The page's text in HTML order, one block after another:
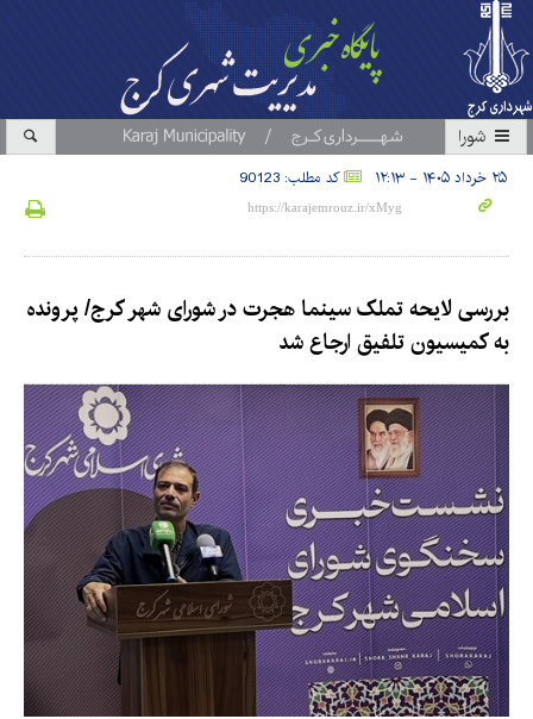
شورا
۲۵ خرداد ۱۴۰۵ - ۱۲:۱۳ کد مطلب: 90123
بررسی لایحه تملک سینما هجرت در شورای شهر کرج/ پرونده
به کمیسیون تلفیق ارجاع شد